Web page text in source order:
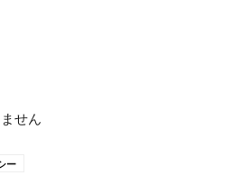
せん
ー